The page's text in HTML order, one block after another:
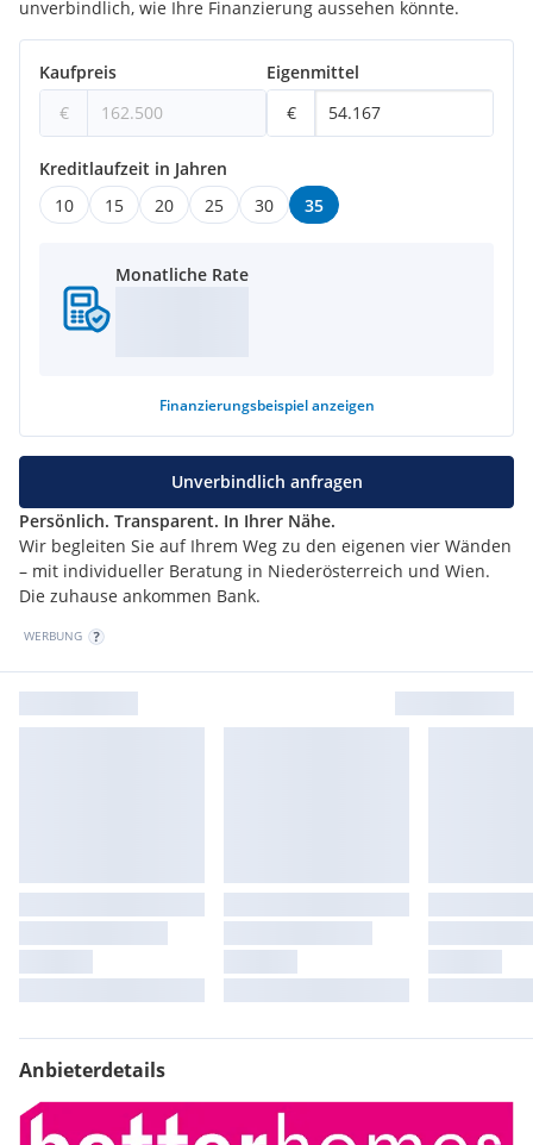
unverbindlich, wie Ihre Finanzierung aussehen könnte.
Kaufpreis
€
Eigenmittel
€
Kreditlaufzeit in Jahren
10
15 20 25 30 35
Monatliche Rate
Finanzierungsbeispiel anzeigen
Persönlich. Transparent. In Ihrer Nähe.
Wir begleiten Sie auf Ihrem Weg zu den eigenen vier Wänden
– mit individueller Beratung in Niederösterreich und Wien.
Die zuhause ankommen Bank.
Unverbindlich anfragen
WERBUNG
Anbieterdetails